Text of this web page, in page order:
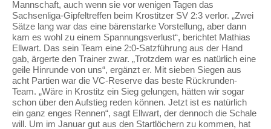
Mannschaft, auch wenn sie vor wenigen Tagen das
Sachsenliga-Gipfeltreffen beim Krostitzer SV 2:3 verlor. „Zwei
Sätze lang war das eine bärenstarke Vorstellung, aber dann
kam es wohl zu einem Spannungsverlust“, berichtet Mathias
Ellwart. Das sein Team eine 2:0-Satzführung aus der Hand
gab, ärgerte den Trainer zwar. „Trotzdem war es natürlich eine
geile Hinrunde von uns“, ergänzt er. Mit sieben Siegen aus
acht Partien war die VC-Reserve das beste Rückrunden-
Team. „Wäre in Krostitz ein Sieg gelungen, hätten wir sogar
schon über den Aufstieg reden können. Jetzt ist es natürlich
ein ganz enges Rennen“, sagt Ellwart, der dennoch die Schale
will. Um im Januar gut aus den Startlöchern zu kommen, hat